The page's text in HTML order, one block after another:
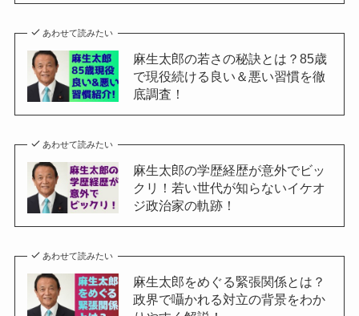
あわせて読みたい
麻生太郎の若さの秘訣とは？85歳
で現役続ける良い＆悪い習慣を徹
底調査！
あわせて読みたい
麻生太郎の学歴経歴が意外でビッ
クリ！若い世代が知らないイケオ
ジ政治家の軌跡！
あわせて読みたい
麻生太郎をめぐる緊張関係とは？
政界で囁かれる対立の背景をわか